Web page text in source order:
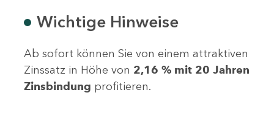
Wichtige Hinweise
Ab sofort können Sie von einem attraktiven
Zinssatz in Höhe von 2,16 % mit 20 Jahren
Zinsbindung profitieren.